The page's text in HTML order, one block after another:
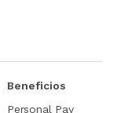
Beneficios
Personal Pay